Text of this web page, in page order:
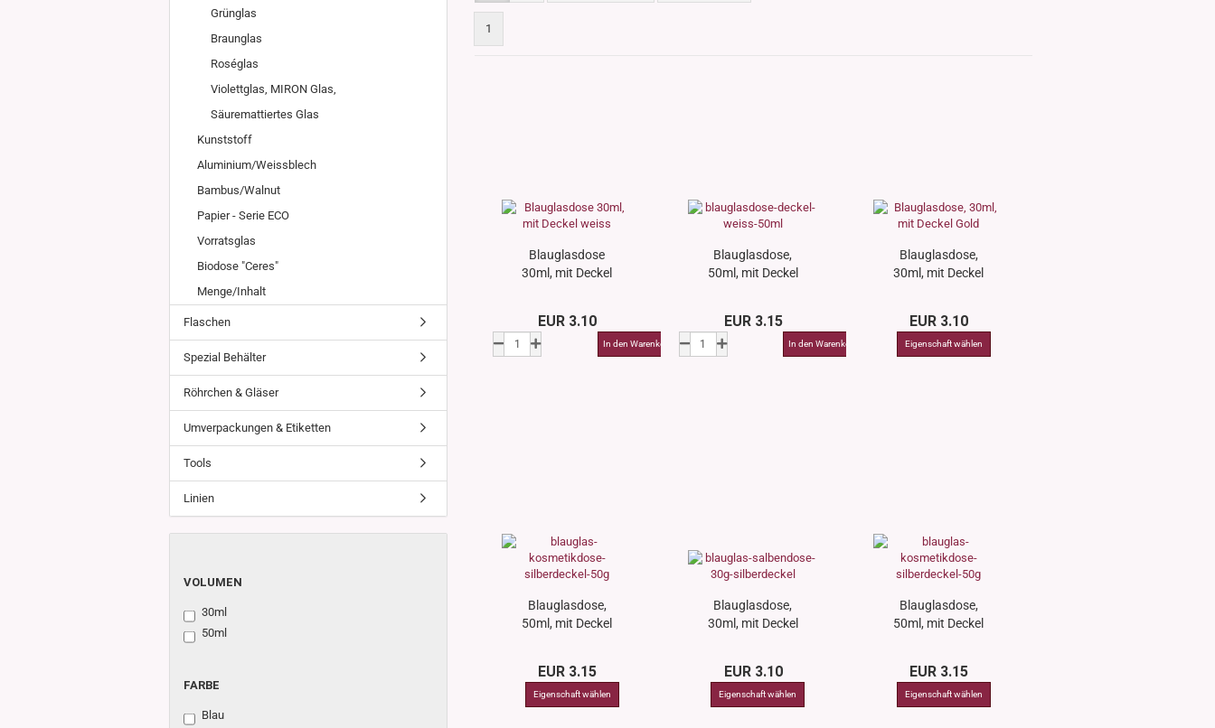
Gewinde DIN18
Gewinde 20/410
Gewinde 24/410
1
Blauglasdose
30ml, mit Deckel
EUR 3.10
Blauglasdose,
50ml, mit Deckel
EUR 3.15
Blauglasdose,
30ml, mit Deckel
EUR 3.10
Blauglasdose,
50ml, mit Deckel
EUR 3.15
Blauglasdose,
30ml, mit Deckel
EUR 3.10
Blauglasdose,
50ml, mit Deckel
EUR 3.15
Grünglas
Braunglas
Roséglas
Violettglas, MIRON Glas,
Säuremattiertes Glas
Kunststoff
Aluminium/Weissblech
Bambus/Walnut
Papier - Serie ECO
Vorratsglas
Biodose "Ceres"
Menge/Inhalt
Flaschen
Spezial Behälter
Röhrchen & Gläser
Umverpackungen & Etiketten
Tools
Linien
VOLUMEN
VOLUMEN
30ml
50ml
FARBE
FARBE
Blau